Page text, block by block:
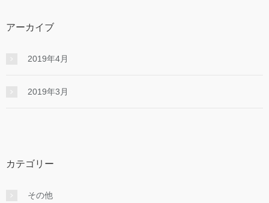
アーカイブ
2019年4月
2019年3月
カテゴリー
その他